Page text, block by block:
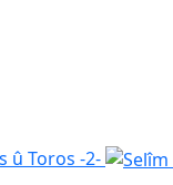
û Toros -2-